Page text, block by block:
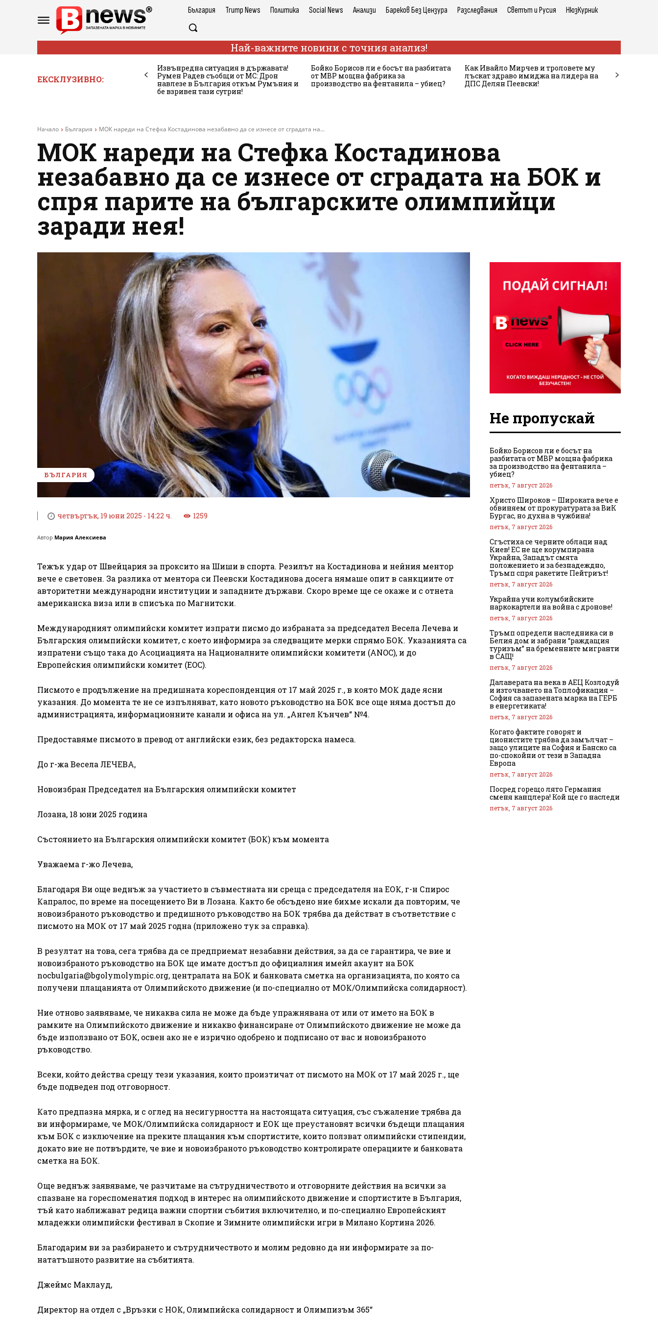
България Trump News Политика Social News Анализи Бареков Без Цензура Разследвания Светът и Русия НюзКурник
Най-важните новини с точния анализ!
ЕКСКЛУЗИВНО:
Извънредна ситуация в държавата!
Румен Радев съобщи от МС: Дрон
навлезе в България откъм Румъния и
бе взривен тази сутрин!
Бойко Борисов ли е босът на разбитата
от МВР мощна фабрика за
производство на фентанила – убиец?
Как Ивайло Мирчев и троловете му
лъскат здраво имиджа на лидера на
ДПС Делян Пеевски!
Начало България МОК нареди на Стефка Костадинова незабавно да се изнесе от сградата на...
МОК нареди на Стефка Костадинова
незабавно да се изнесе от сградата на БОК и
спря парите на българските олимпийци
заради нея!
БЪЛГАРИЯ
четвъртък, 19 юни 2025 - 14:22 ч. 1259
Автор Мария Алексиева
Тежък удар от Швейцария за проксито на Шиши в спорта. Резилът на Костадинова и нейния ментор
вече е световен. За разлика от ментора си Пеевски Костадинова досега нямаше опит в санкциите от
авторитетни международни институции и западните държави. Скоро време ще се окаже и с отнета
американска виза или в списъка по Магнитски.
Международният олимпийски комитет изпрати писмо до избраната за председател Весела Лечева и
Българския олимпийски комитет, с което информира за следващите мерки спрямо БОК. Указанията са
изпратени също така до Асоциацията на Националните олимпийски комитети (ANOC), и до
Европейския олимпийски комитет (EOC).
Писмото е продължение на предишната кореспонденция от 17 май 2025 г., в която МОК даде ясни
указания. До момента те не се изпълняват, като новото ръководство на БОК все още няма достъп до
администрацията, информационните канали и офиса на ул. „Ангел Кънчев“ №4.
Предоставяме писмото в превод от английски език, без редакторска намеса.
До г-жа Весела ЛЕЧЕВА,
Новоизбран Председател на Българския олимпийски комитет
Лозана, 18 юни 2025 година
Състоянието на Българския олимпийски комитет (БОК) към момента
Уважаема г-жо Лечева,
Благодаря Ви още веднъж за участието в съвместната ни среща с председателя на ЕОК, г-н Спирос
Капралос, по време на посещението Ви в Лозана. Както бе обсъдено ние бихме искали да повторим, че
новоизбраното ръководство и предишното ръководство на БОК трябва да действат в съответствие с
писмото на МОК от 17 май 2025 годна (приложено тук за справка).
В резултат на това, сега трябва да се предприемат незабавни действия, за да се гарантира, че вие и
новоизбраното ръководство на БОК ще имате достъп до официалния имейл акаунт на БОК
nocbulgaria@bgolymolympic.org, централата на БОК и банковата сметка на организацията, по която са
получени плащанията от Олимпийското движение (и по-специално от МОК/Олимпийска солидарност).
Ние отново заявяваме, че никаква сила не може да бъде упражнявана от или от името на БОК в
рамките на Олимпийското движение и никакво финансиране от Олимпийското движение не може да
бъде използвано от БОК, освен ако не е изрично одобрено и подписано от вас и новоизбраното
ръководство.
Всеки, който действа срещу тези указания, които произтичат от писмото на МОК от 17 май 2025 г., ще
бъде подведен под отговорност.
Като предпазна мярка, и с оглед на несигурността на настоящата ситуация, със съжаление трябва да
ви информираме, че МОК/Олимпийска солидарност и ЕОК ще преустановят всички бъдещи плащания
към БОК с изключение на преките плащания към спортистите, които ползват олимпийски стипендии,
докато вие не потвърдите, че вие и новоизбраното ръководство контролирате операциите и банковата
сметка на БОК.
Още веднъж заявяваме, че разчитаме на сътрудничеството и отговорните действия на всички за
спазване на гореспоменатия подход в интерес на олимпийското движение и спортистите в България,
тъй като наближават редица важни спортни събития включително, и по-специално Европейският
младежки олимпийски фестивал в Скопие и Зимните олимпийски игри в Милано Кортина 2026.
Благодарим ви за разбирането и сътрудничеството и молим редовно да ни информирате за по-
нататъшното развитие на събитията.
Джеймс Маклауд,
Директор на отдел с „Връзки с НОК, Олимпийска солидарност и Олимпизъм 365“
Не пропускай
Бойко Борисов ли е босът на
разбитата от МВР мощна фабрика
за производство на фентанила –
убиец?
петък, 7 август 2026
Христо Широков – Широката вече е
обвиняем от прокуратурата за ВиК
Бургас, но духна в чужбина!
петък, 7 август 2026
Сгъстиха се черните облаци над
Киев! ЕС не ще корумпирана
Украйна, Западът смята
положението и за безнадеждно,
Тръмп спря ракетите Пейтриът!
петък, 7 август 2026
Украйна учи колумбийските
наркокартели на война с дронове!
петък, 7 август 2026
Тръмп определи наследника си в
Белия дом и забрани “раждащия
туризъм” на бременните мигранти
в САЩ!
петък, 7 август 2026
Далаверата на века в АЕЦ Козлодуй
и източването на Топлофикация –
София са запазената марка на ГЕРБ
в енергетиката!
петък, 7 август 2026
Когато фактите говорят и
ционистите трябва да замълчат –
защо улиците на София и Банско са
по-спокойни от тези в Западна
Европа
петък, 7 август 2026
Посред горещо лято Германия
сменя канцлера! Кой ще го наследи
петък, 7 август 2026